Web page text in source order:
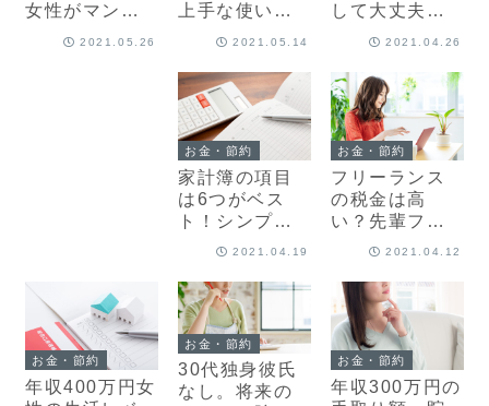
女性がマンシ
2021.05.26
上手な使い
もお得！
2021.05.14
して大丈夫？
リ3選
2021.04.26
お金・節約
家計簿の項目
は6つがベス
ト！シンプル
で続けられる
2021.04.19
お金・節約
フリーランス
の税金は高
い？先輩フリ
ーランスが教
法・注意点
2021.04.12
お金・節約
年収400万円女
お金・節約
30代独身彼氏
なし。将来の
お金・節約
年収300万円の